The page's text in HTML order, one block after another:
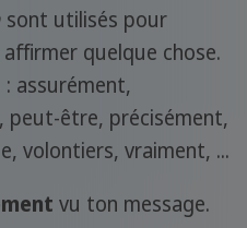
sont utilisés pour
quelque chose.
assurément,
peut-être, précisément,
volontiers, vraiment, ...
vu ton message.